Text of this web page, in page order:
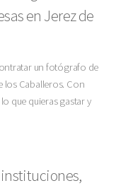
en Jerez de
un fotógrafo de
los Caballeros. Con
que quieras gastar y
instituciones,